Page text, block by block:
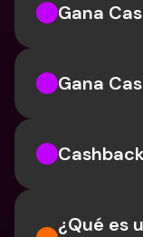
Gana
Gana
¿Qué es